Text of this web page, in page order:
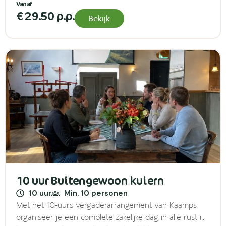
– 1 drankje naar keuze
€ 29.50 p.p. Bekijk
10 uur Buitengewoon kuiern
10 uur Min. 10 personen
Met het 10-uurs vergaderarrangement van Kaamps
organiseer je een complete zakelijke dag in alle rust in